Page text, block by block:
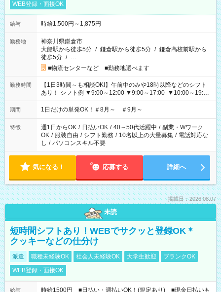
WEB登録・面接OK
給与 時給1,500円～1,875円
勤務地
神奈川県鎌倉市
大船駅から徒歩5分 / 鎌倉駅から徒歩5分 / 鎌倉高校前駅から
徒歩5分 / …
■物流センターなど ■勤務地選べます
勤務時間
【1日3時間～も相談OK!】午前中のみや18時以降などのシフト
あり！ シフト例 ▼9:00～12:00 ▼9:00～17:00 ▼10:00～19:00
▼18:00～21:00
期間 1日だけの単発OK！＃8月～ ＃9月～
特徴 週1日からOK / 日払いOK / 40～50代活躍中 / 副業・Wワーク
OK / 服装自由 / シフト勤務 / 10名以上の大量募集 / 電話対応な
し / パソコンスキル不要
気になる！ 応募する 詳細へ
掲載日：2026.08.07
未読
短時間シフトあり！WEBでサクッと登録OK＊
クッキーなどの仕分け
派遣 職種未経験OK 社会人未経験OK 大学生歓迎
ブランクOK
WEB登録・面接OK
給与 時給1500円 ■日払い・週払いOK！(規定あり) ■現金日払いも